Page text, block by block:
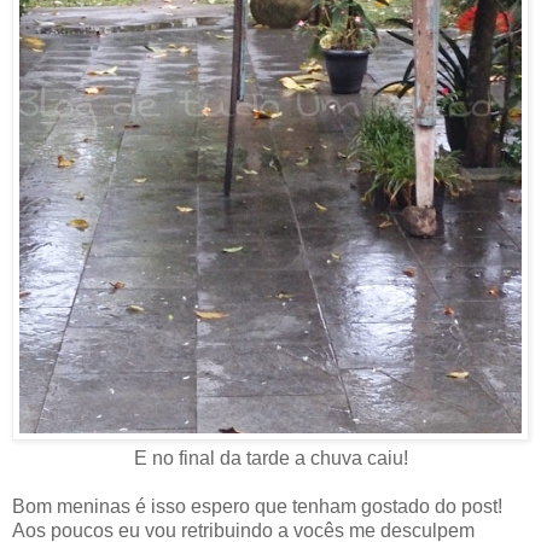
E no final da tarde a chuva caiu!
Bom meninas é isso espero que tenham gostado do post!
Aos poucos eu vou retribuindo a vocês me desculpem